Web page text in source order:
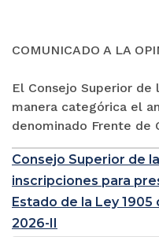
COMUNICADO A LA
El Consejo Superior
manera categórica el
denominado Frente de
Consejo Superior de
inscripciones para
Estado de la Ley 1905
2026-II